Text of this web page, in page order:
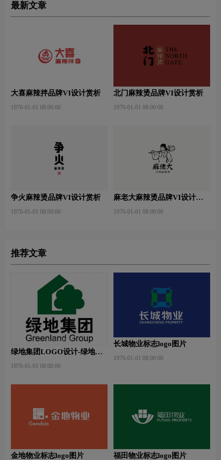
最新文章
大喜麻辣拌品牌VI设计赏析
1970-01-01 08:00:00
北门麻辣烫品牌VI设计赏析
1970-01-01 08:00:00
争火麻辣烫品牌VI设计赏析
1970-01-01 08:00:00
麻老大麻辣烫品牌VI设计赏
1970-01-01 08:00:00
推荐文章
绿地集团LOGO设计-绿地集
1970-01-01 08:00:00
长城物业标志logo图片
1970-01-01 08:00:00
金地物业标志logo图片 福田物业标志logo图片